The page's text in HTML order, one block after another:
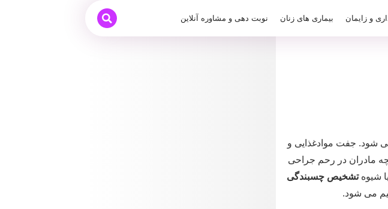
و زایمان بیماری های زنان نوبت دهی و مشاوره آنلاین
شود. جفت موادغذایی و
مادران در رحم جراحی
شیوهتشخیص چسبندگی
می شود.